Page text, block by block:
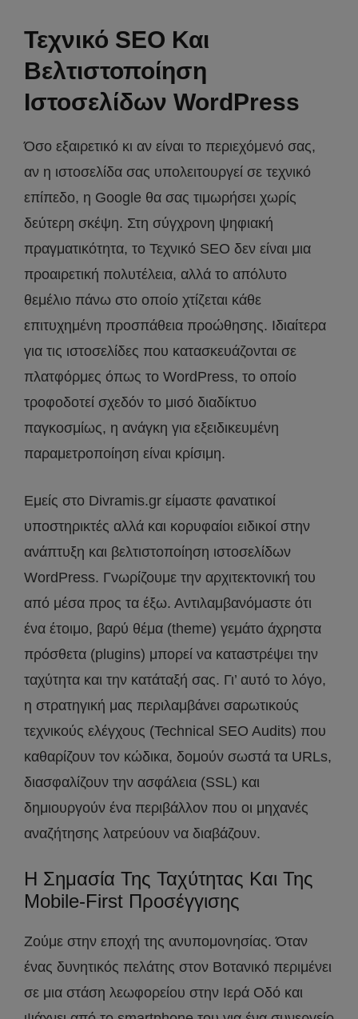
Τεχνικό SEO Και
Βελτιστοποίηση
Ιστοσελίδων WordPress
Όσο εξαιρετικό κι αν είναι το περιεχόμενό σας,
αν η ιστοσελίδα σας υπολειτουργεί σε τεχνικό
επίπεδο, η Google θα σας τιμωρήσει χωρίς
δεύτερη σκέψη. Στη σύγχρονη ψηφιακή
πραγματικότητα, το Τεχνικό SEO δεν είναι μια
προαιρετική πολυτέλεια, αλλά το απόλυτο
θεμέλιο πάνω στο οποίο χτίζεται κάθε
επιτυχημένη προσπάθεια προώθησης. Ιδιαίτερα
για τις ιστοσελίδες που κατασκευάζονται σε
πλατφόρμες όπως το WordPress, το οποίο
τροφοδοτεί σχεδόν το μισό διαδίκτυο
παγκοσμίως, η ανάγκη για εξειδικευμένη
παραμετροποίηση είναι κρίσιμη.
Εμείς στο Divramis.gr είμαστε φανατικοί
υποστηρικτές αλλά και κορυφαίοι ειδικοί στην
ανάπτυξη και βελτιστοποίηση ιστοσελίδων
WordPress. Γνωρίζουμε την αρχιτεκτονική του
από μέσα προς τα έξω. Αντιλαμβανόμαστε ότι
ένα έτοιμο, βαρύ θέμα (theme) γεμάτο άχρηστα
πρόσθετα (plugins) μπορεί να καταστρέψει την
ταχύτητα και την κατάταξή σας. Γι’ αυτό το λόγο,
η στρατηγική μας περιλαμβάνει σαρωτικούς
τεχνικούς ελέγχους (Technical SEO Audits) που
καθαρίζουν τον κώδικα, δομούν σωστά τα URLs,
διασφαλίζουν την ασφάλεια (SSL) και
δημιουργούν ένα περιβάλλον που οι μηχανές
αναζήτησης λατρεύουν να διαβάζουν.
Η Σημασία Της Ταχύτητας Και Της
Mobile-First Προσέγγισης
Ζούμε στην εποχή της ανυπομονησίας. Όταν
ένας δυνητικός πελάτης στον Βοτανικό περιμένει
σε μια στάση λεωφορείου στην Ιερά Οδό και